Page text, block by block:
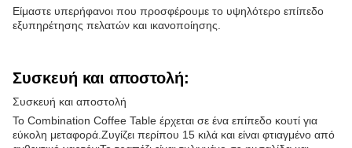
Είμαστε υπερήφανοι που προσφέρουμε το υψηλότερο επίπεδο
εξυπηρέτησης πελατών και ικανοποίησης.
Συσκευή και αποστολή:
Συσκευή και αποστολή
Το Combination Coffee Table έρχεται σε ένα επίπεδο κουτί για
εύκολη μεταφορά.Ζυγίζει περίπου 15 κιλά και είναι φτιαγμένο από